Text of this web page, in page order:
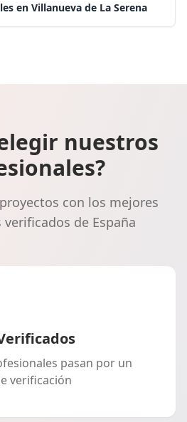
en Villanueva de La Serena
nuestros
con los mejores
de España
pasan por un
verificación